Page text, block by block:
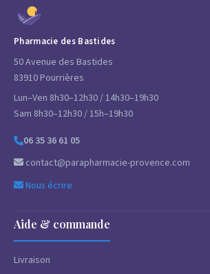
Pharmacie des Bastides
50 Avenue des Bastides
83910 Pourrières
Lun–Ven 8h30–12h30 / 14h30–19h30
Sam 8h30–12h30 / 15h–19h30
06 35 36 61 05
contact@parapharmacie-provence.com
Nous écrire
Aide & commande
Livraison